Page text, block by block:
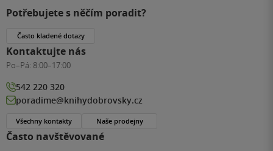
Často navštěvované
Potřebujete s něčím poradit?
Často kladené dotazy
Kontaktujte nás
Po–Pá: 8:00–17:00
542 220 320
poradime@knihydobrovsky.cz
Všechny kontakty Naše prodejny